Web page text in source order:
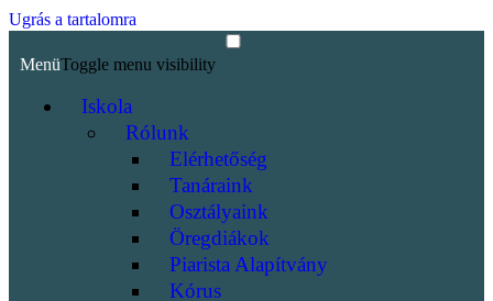
Ugrás a tartalomra
MenüToggle menu visibility
Iskola
Rólunk
Elérhetőség
Tanáraink
Osztályaink
Öregdiákok
Piarista Alapítvány
Kórus